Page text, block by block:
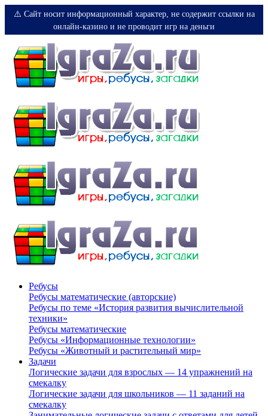
⚠️ Сайт носит информационный характер, не содержит ссылки на
онлайн-казино и не проводит игр на деньги
Ребусы
Ребусы математические (авторские)
Ребусы по теме «История развития вычислительной
техники»
Ребусы математические
Ребусы «Информационные технологии»
Ребусы «Животный и растительный мир»
Задачи
Логические задачи для взрослых — 14 упражнений на
смекалку
Логические задачи для школьников — 11 заданий на
смекалку